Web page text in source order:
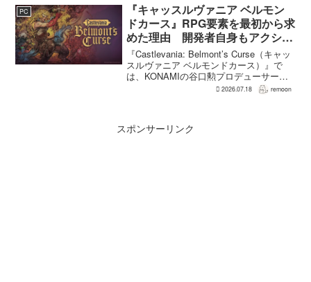
ナリオライターを務めるゲームフリー
ク...
PC
『キャッスルヴァニア ベルモン
ドカース』RPG要素を最初から求
めた理由 開発者自身もアクショ
ンのつらさを実感
『Castlevania: Belmont’s Curse（キャッ
スルヴァニア ベルモンドカース）』で
は、KONAMIの谷口勲プロデューサー
が、レベルアップを含むRPG的システム
2026.07.18 remoon
スポンサーリンク